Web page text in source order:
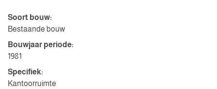
Soort bouw:
Bestaande bouw
Bouwjaar periode:
1981
Specifiek:
Kantoorruimte